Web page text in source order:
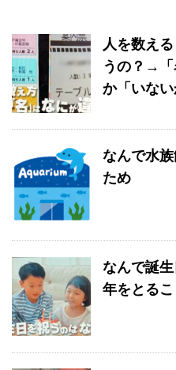
人を数え
うの？→「
か「いない
なんで水
ため
なんで誕
年をとる